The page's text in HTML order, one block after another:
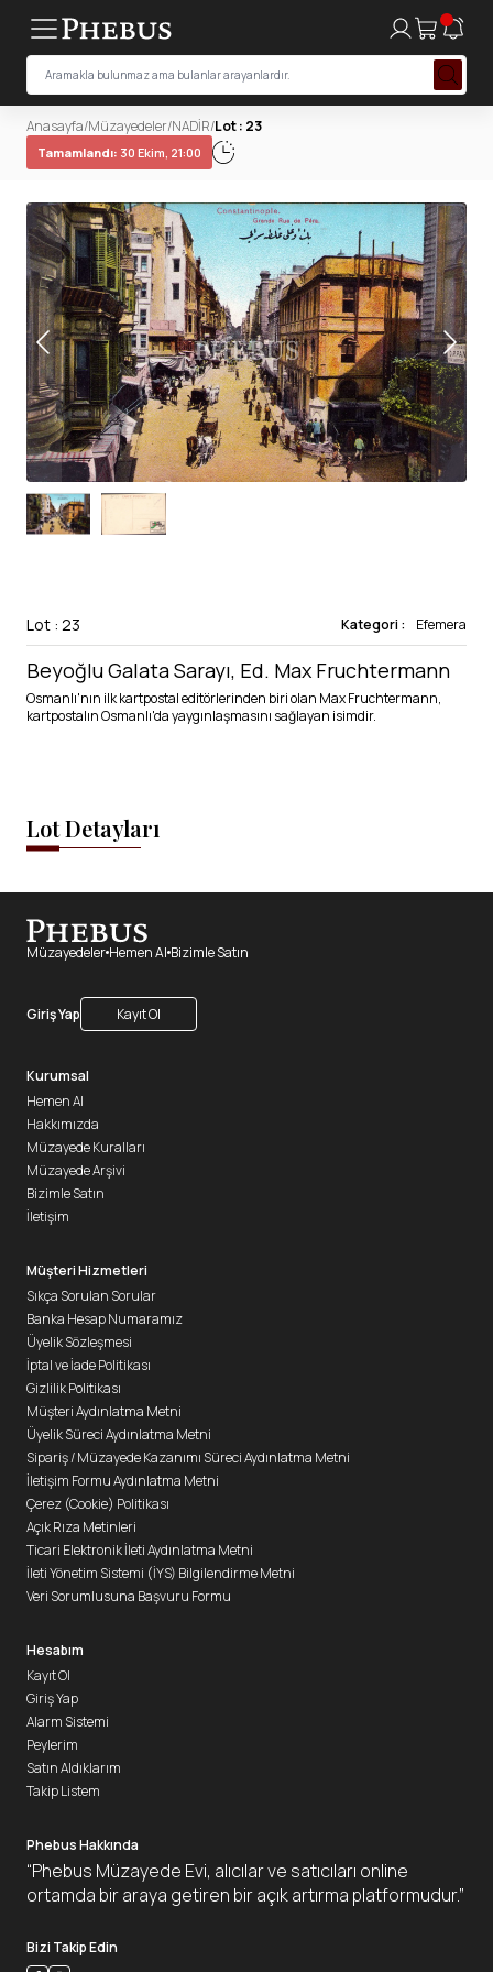
Anasayfa/Müzayedeler/NADİR/Lot : 23
Tamamlandı: 30 Ekim, 21:00
Lot : 23 Kategori : Efemera
Beyoğlu Galata Sarayı, Ed. Max Fruchtermann
Osmanlı'nın ilk kartpostal editörlerinden biri olan Max Fruchtermann,
kartpostalın Osmanlı'da yaygınlaşmasını sağlayan isimdir.
Lot Detayları
Müzayedeler Hemen Al Bizimle Satın
Giriş Yap Kayıt Ol
Phebus Hakkında
“Phebus Müzayede Evi, alıcılar ve satıcıları online
ortamda bir araya getiren bir açık artırma platformudur.”
Bizi Takip Edin
Kurumsal
Hemen Al
Hakkımızda
Müzayede Kuralları
Müzayede Arşivi
Bizimle Satın
İletişim
Müşteri Hizmetleri
Sıkça Sorulan Sorular
Banka Hesap Numaramız
Üyelik Sözleşmesi
İptal ve İade Politikası
Gizlilik Politikası
Müşteri Aydınlatma Metni
Üyelik Süreci Aydınlatma Metni
Sipariş / Müzayede Kazanımı Süreci Aydınlatma Metni
İletişim Formu Aydınlatma Metni
Çerez (Cookie) Politikası
Açık Rıza Metinleri
Ticari Elektronik İleti Aydınlatma Metni
İleti Yönetim Sistemi (İYS) Bilgilendirme Metni
Veri Sorumlusuna Başvuru Formu
Hesabım
Kayıt Ol
Giriş Yap
Alarm Sistemi
Peylerim
Satın Aldıklarım
Takip Listem